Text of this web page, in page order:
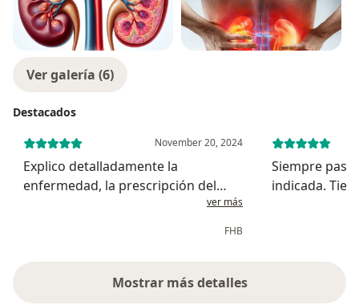
Ver galería (6)
Destacados
November 20, 2024
Explico detalladamente la
enfermedad, la prescripción del
medicamento, pasos a seguir para
la siguiente cita. Infundio confianza
ver más
FHB
Siempre
indicada.
Mostrar más detalles
sobre la experiencia